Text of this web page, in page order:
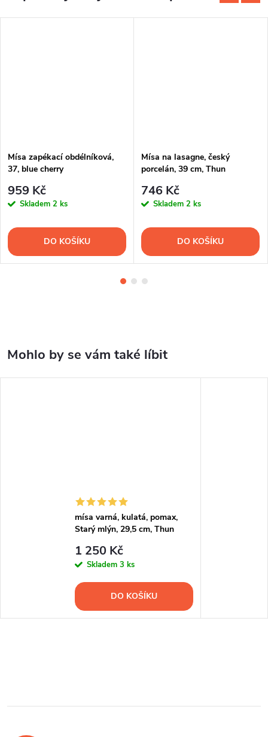
Mísa zapékací obdélníková,
37, blue cherry
959 Kč
Skladem 2 ks
DO KOŠÍKU
Mísa na lasagne, český
porcelán, 39 cm, Thun
746 Kč
Skladem 2 ks
DO KOŠÍKU
mísa varná, kulatá, pomax,
Starý mlýn, 29,5 cm, Thun
1 250 Kč
Skladem 3 ks
DO KOŠÍKU